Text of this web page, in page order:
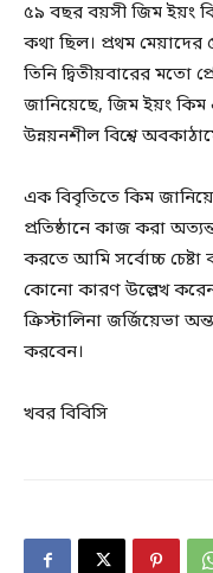
৫৯ বছর বয়সী জিম ইয়ং
কথা ছিল। প্রথম
তিনি দ্বিতীয়বারের মতো
জানিয়েছে, জিম ইয়ং কিম
উন্নয়নশীল বিশ্বে
এক বিবৃতিতে কিম
প্রতিষ্ঠানে কাজ করা
করতে আমি সর্বোচ্চ চেষ্টা
কোনো কারণ উল্লেখ
ক্রিস্টালিনা জর্জিয়েভা
করবেন।
খবর বিবিসি